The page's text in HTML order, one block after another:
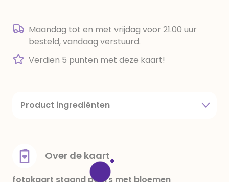
Maandag tot en met vrijdag voor 21.00 uur
besteld, vandaag verstuurd.
Verdien 5 punten met deze kaart!
Product ingrediënten
amandelen,cacaomassa, emulgator (sojalecithine),
voedingszuur: citroenzuur E 330, verdikkingsmiddel
E415, water, bevochtigingsmiddel E422, emulgator:
E433, kleurstoffen: E102, E110, E122: kan de activiteit en
Over de kaart